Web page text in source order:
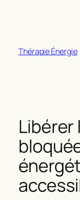
Thérapie Énergie
Libérer